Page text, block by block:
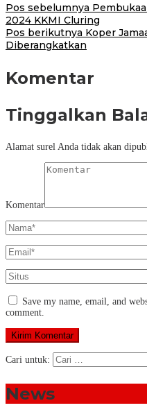
Pos sebelumnya
2024 KKMI Cluring
Pos berikutnya Koper
Diberangkatkan
Komentar
Tinggalkan
Alamat surel Anda tidak akan
Komentar
Save my name, email, and
comment.
Cari untuk:
News